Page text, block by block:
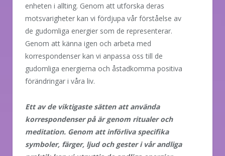
enheten i allting. Genom att utforska deras
motsvarigheter kan vi fördjupa vår förståelse av
de gudomliga energier som de representerar.
Genom att känna igen och arbeta med
korrespondenser kan vi anpassa oss till de
gudomliga energierna och åstadkomma positiva
förändringar i våra liv.
Ett av de viktigaste sätten att använda
korrespondenser på är genom ritualer och
meditation. Genom att införliva specifika
symboler, färger, ljud och gester i vår andliga